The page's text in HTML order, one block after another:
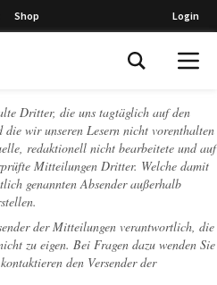
Shop Login
Dritter, die uns tagtäglich auf den
die wir unseren Lesern nicht vorenthalten
redaktionell nicht bearbeitete und auf
Mitteilungen Dritter. Welche damit
genannten Absender außerhalb
der Mitteilungen verantwortlich, die
zu eigen. Bei Fragen dazu wenden Sie
den Versender der